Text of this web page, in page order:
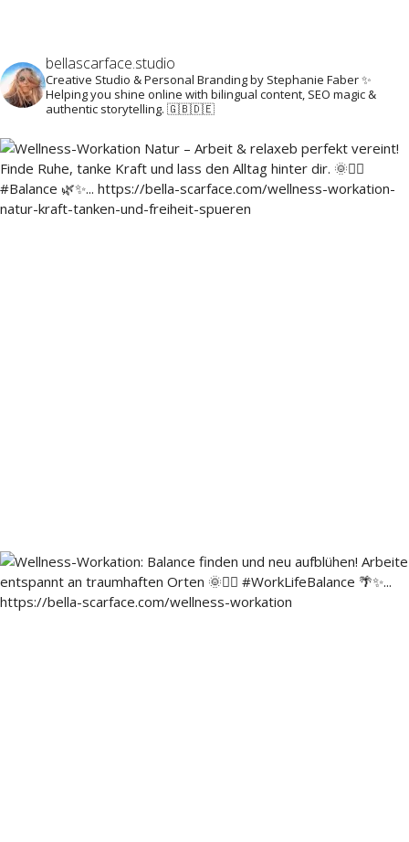
bellascarface.studio
Creative Studio & Personal Branding by Stephanie Faber ✨
Helping you shine online with bilingual content, SEO magic &
authentic storytelling. 🇬🇧🇩🇪